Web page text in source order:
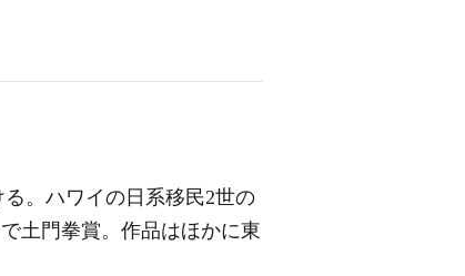
。ハワイの日系移民2世の
土門拳賞。作品はほかに東